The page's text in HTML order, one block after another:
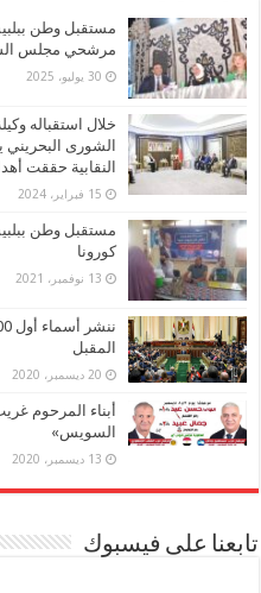
مستقبل وطن
مرشحي مجلس
30 يوليو، 2025
خلال استقباله
الشورى البحريني
النقابية حققت
15 فبراير، 2024
مستقبل وطن
كورونا
13 نوفمبر، 2021
المقبل
20 ديسمبر، 2020
أبناء المرحوم
السويس»
13 ديسمبر، 2020
تابعنا على فيسبوك